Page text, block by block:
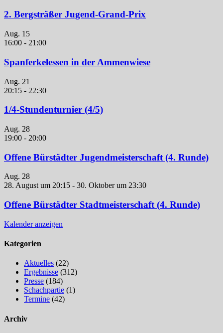
2. Bergsträßer Jugend-Grand-Prix
Aug. 15
16:00 - 21:00
Spanferkelessen in der Ammenwiese
Aug. 21
20:15 - 22:30
1/4-Stundenturnier (4/5)
Aug. 28
19:00 - 20:00
Offene Bürstädter Jugendmeisterschaft (4. Runde)
Aug. 28
28. August um 20:15 - 30. Oktober um 23:30
Offene Bürstädter Stadtmeisterschaft (4. Runde)
Kalender anzeigen
Kategorien
Aktuelles (22)
Ergebnisse (312)
Presse (184)
Schachpartie (1)
Termine (42)
Archiv